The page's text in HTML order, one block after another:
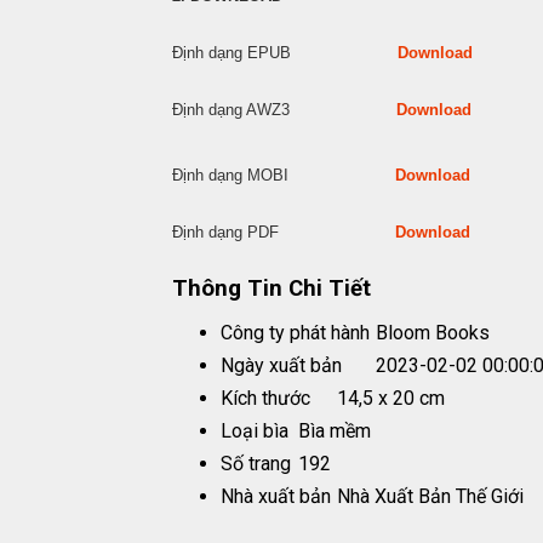
Định dạng EPUB Download
Định dạng AWZ3 Download
Định dạng MOBI Download
Định dạng PDF Download
Thông Tin Chi Tiết
Công ty phát hành Bloom Books
Ngày xuất bản
2023-02-02
Kích thước
14,5 x 20 cm
Loại bìa Bìa mềm
Số trang 192
Nhà xuất bản Nhà Xuất Bản Thế Giới